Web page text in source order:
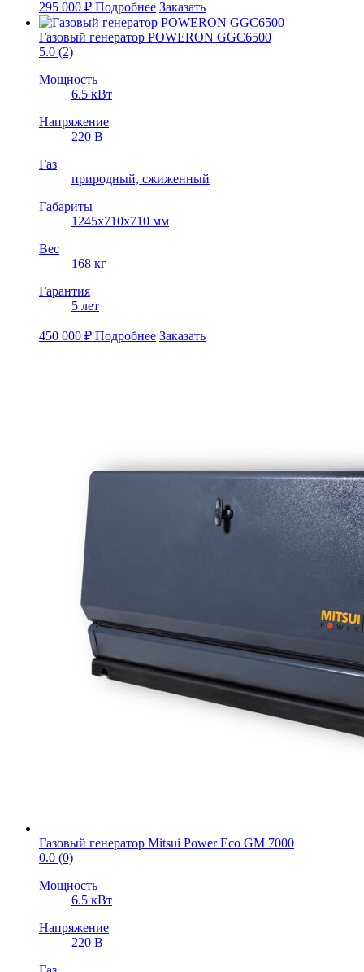
295 000 ₽ Подробнее Заказать
Газовый генератор POWERON GGC6500
5.0 (2)
Мощность
6.5 кВт
Напряжение
220 В
Газ
природный, cжиженный
Габариты
1245x710x710 мм
Вес
168 кг
Гарантия
5 лет
450 000 ₽ Подробнее Заказать
Газовый генератор Mitsui Power Eco GM 7000
0.0 (0)
Мощность
6.5 кВт
Напряжение
220 В